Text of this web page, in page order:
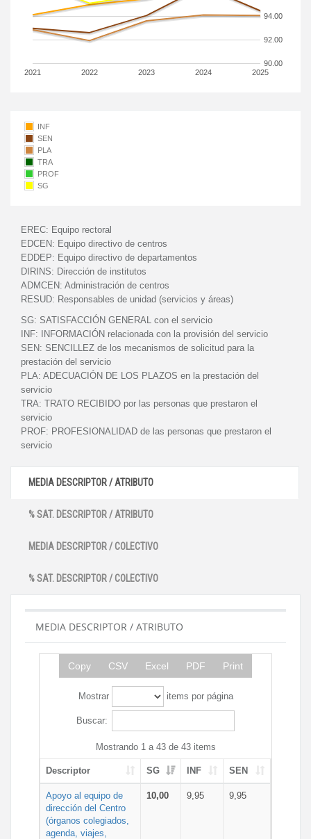
2021 2022 2023 2024 2025
90.00
92.00
94.00
INF
SEN
PLA
TRA
PROF
SG
EREC: Equipo rectoral
EDCEN: Equipo directivo de centros
EDDEP: Equipo directivo de departamentos
DIRINS: Dirección de institutos
ADMCEN: Administración de centros
RESUD: Responsables de unidad (servicios y áreas)
SG: SATISFACCIÓN GENERAL con el servicio
INF:
INFORMACIÓN relacionada con la provisión del servicio
SEN: SENCILLEZ de los mecanismos de solicitud para la
prestación del servicio
PLA: ADECUACIÓN DE LOS PLAZOS en la prestación del
servicio
TRA: TRATO RECIBIDO por las personas que prestaron el
servicio
PROF: PROFESIONALIDAD de las personas que prestaron el
servicio
MEDIA DESCRIPTOR / ATRIBUTO
% SAT. DESCRIPTOR / ATRIBUTO
MEDIA DESCRIPTOR / COLECTIVO
% SAT. DESCRIPTOR / COLECTIVO
MEDIA DESCRIPTOR / ATRIBUTO
Copy CSV Excel PDF Print
Mostrar items por página
Buscar:
Mostrando 1 a 43 de 43 items
Descriptor SG INF SEN
Apoyo al equipo de
dirección del Centro
(órganos colegiados,
agenda, viajes,
10,00 9,95 9,95